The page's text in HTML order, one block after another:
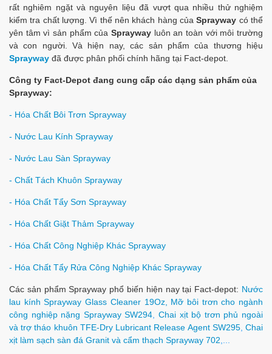
rất nghiêm ngặt và nguyên liệu đã vượt qua nhiều thử nghiệm
kiểm tra chất lượng. Vì thế nên khách hàng củaSprayway có thể
yên tâm vì sản phẩm của Sprayway luôn an toàn với môi trường
và con người. Và hiện nay, các sản phẩm của thương hiệu
Sprayway đã được phân phối chính hãng tại Fact-depot.
Công ty Fact-Depot đang cung cấp các dạng sản phẩm của
Sprayway:
- Hóa Chất Bôi Trơn Sprayway
- Nước Lau Kính Sprayway
- Nước Lau Sàn Sprayway
- Chất Tách Khuôn Sprayway
- Hóa Chất Tẩy Sơn Sprayway
- Hóa Chất Giặt Thảm Sprayway
- Hóa Chất Công Nghiệp Khác Sprayway
- Hóa Chất Tẩy Rửa Công Nghiệp Khác Sprayway
Các sản phẩm Sprayway phổ biến hiện nay tại Fact-depot: Nước
lau kính Sprayway Glass Cleaner 19Oz, Mỡ bôi trơn cho ngành
công nghiệp nặng Sprayway SW294 ,Chai xịt bộ trơn phủ ngoài
và trợ tháo khuôn TFE-Dry Lubricant Release Agent SW295,Chai
xịt làm sạch sàn đá Granit và cẩm thạch Sprayway 702